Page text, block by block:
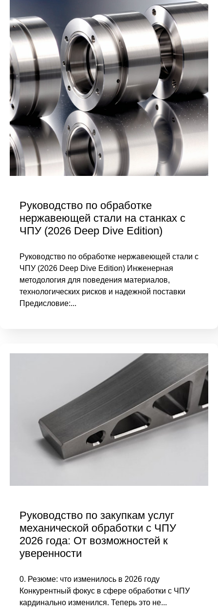
Руководство по обработке
нержавеющей стали на станках с
ЧПУ (2026 Deep Dive Edition)
Руководство по обработке нержавеющей стали с
ЧПУ (2026 Deep Dive Edition) Инженерная
методология для поведения материалов,
технологических рисков и надежной поставки
Предисловие:...
Руководство по закупкам услуг
механической обработки с ЧПУ
2026 года: От возможностей к
уверенности
0. Резюме: что изменилось в 2026 году
Конкурентный фокус в сфере обработки с ЧПУ
кардинально изменился. Теперь это не...